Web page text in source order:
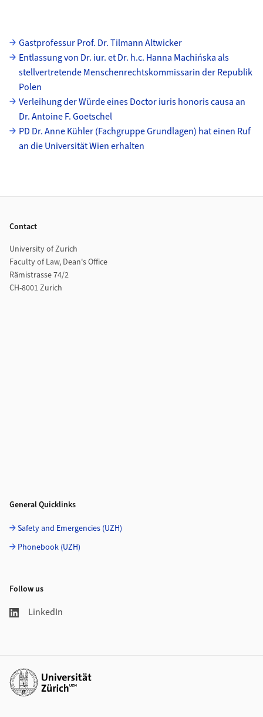
Subpages
Gastprofessur Prof. Dr. Tilmann Altwicker
Entlassung von Dr. iur. et Dr. h.c. Hanna Machińska als
stellvertretende Menschenrechtskommissarin der Republik
Polen
Verleihung der Würde eines Doctor iuris honoris causa an
Dr. Antoine F. Goetschel
PD Dr. Anne Kühler (Fachgruppe Grundlagen) hat einen Ruf
an die Universität Wien erhalten
Contact
University of Zurich
Faculty of Law, Dean's Office
Rämistrasse 74/2
CH-8001 Zurich
General Quicklinks
Safety and Emergencies (UZH)
Phonebook (UZH)
Follow us
LinkedIn
Additional links